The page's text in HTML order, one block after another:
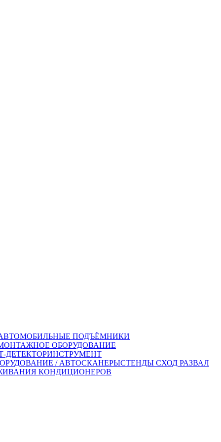
ПОДЪЁМНИКИ
ОБОРУДОВАНИЕ
ДЕТЕКТОРИНСТРУМЕНТ
/ АВТОСКАНЕРЫСТЕНДЫ СХОД РАЗВАЛ
КОНДИЦИОНЕРОВ